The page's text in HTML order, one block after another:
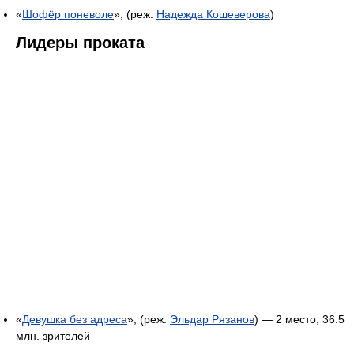
«Шофёр поневоле», (реж. Надежда Кошеверова)
Лидеры проката
«Девушка без адреса», (реж. Эльдар Рязанов) — 2 место, 36.5
млн. зрителей